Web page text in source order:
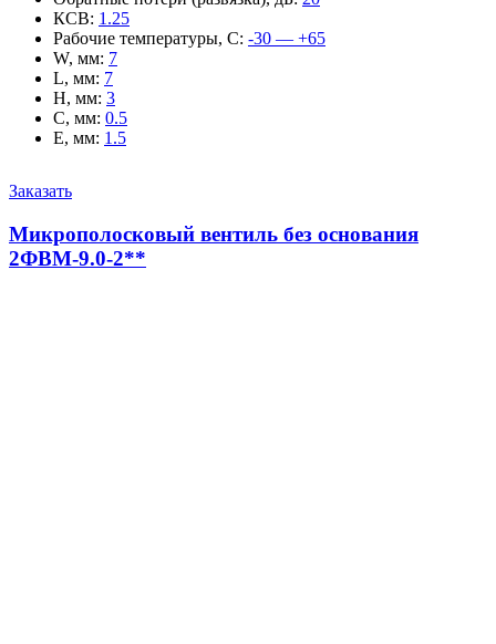
КСВ: 1.25
Рабочие температуры, С: -30 — +65
W, мм: 7
L, мм: 7
H, мм: 3
C, мм: 0.5
E, мм: 1.5
Заказать
Микрополосковый вентиль без основания
2ФВМ-9.0-2**